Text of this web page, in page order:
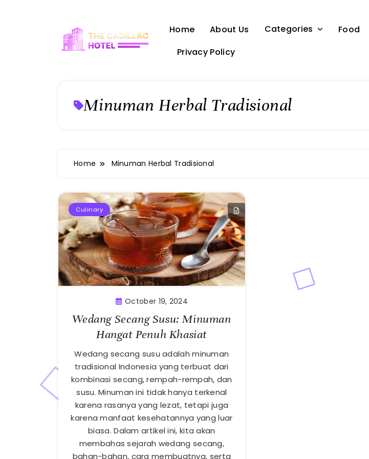
Home About Us Categories Food
Privacy Policy
Minuman Herbal Tradisional
Home Minuman Herbal Tradisional
Culinary
October 19, 2024
Wedang Secang Susu: Minuman
Hangat Penuh Khasiat
Wedang secang susu adalah minuman
tradisional Indonesia yang terbuat dari
kombinasi secang, rempah-rempah, dan
susu. Minuman ini tidak hanya terkenal
karena rasanya yang lezat, tetapi juga
karena manfaat kesehatannya yang luar
biasa. Dalam artikel ini, kita akan
membahas sejarah wedang secang,
bahan-bahan, cara membuatnya, serta